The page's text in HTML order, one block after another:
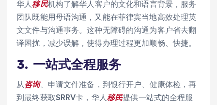
华人移民机构了解华人客户的文化和语言背景，服务
团队既能用母语沟通，又能在菲律宾当地高效处理英
文文件与沟通事务。这种无障碍的沟通为客户省去翻
译困扰，减少误解，使得办理过程更加顺畅、快捷。
3. 一站式全程服务
从咨询、申请文件准备，到银行开户、健康体检，再
到最终获取SRRV卡，华人移民提供一站式的全程服